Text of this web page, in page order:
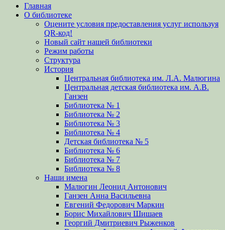
Перейти
содержимому
Главная
О библиотеке
Оцените условия предоставления услуг используя
QR-код!
Новый сайт нашей библиотеки
Режим работы
Структура
История
Центральная библиотека им. Л.А. Малюгина
Центральная детская библиотека им. А.В.
Ганзен
Библиотека № 1
Библиотека № 2
Библиотека № 3
Библиотека № 4
Детская библиотека № 5
Библиотека № 6
Библиотека № 7
Библиотека № 8
Наши имена
Малюгин Леонид Антонович
Ганзен Анна Васильевна
Евгений Федорович Маркин
Борис Михайлович Шишаев
Георгий Дмитриевич Рыженков